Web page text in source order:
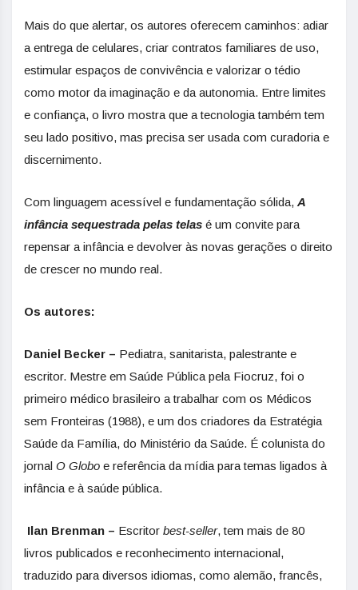
Mais do que alertar, os autores oferecem caminhos: adiar
a entrega de celulares, criar contratos familiares de uso,
estimular espaços de convivência e valorizar o tédio
como motor da imaginação e da autonomia. Entre limites
e confiança, o livro mostra que a tecnologia também tem
seu lado positivo, mas precisa ser usada com curadoria e
discernimento.
Com linguagem acessível e fundamentação sólida, A
infância sequestrada pelas telas é um convite para
repensar a infância e devolver às novas gerações o direito
de crescer no mundo real.
Os autores:
Daniel Becker – Pediatra, sanitarista, palestrante e
escritor. Mestre em Saúde Pública pela Fiocruz, foi o
primeiro médico brasileiro a trabalhar com os Médicos
sem Fronteiras (1988), e um dos criadores da Estratégia
Saúde da Família, do Ministério da Saúde. É colunista do
jornal O Globo e referência da mídia para temas ligados à
infância e à saúde pública.
Ilan Brenman – Escritor best-seller, tem mais de 80
livros publicados e reconhecimento internacional,
traduzido para diversos idiomas, como alemão, francês,